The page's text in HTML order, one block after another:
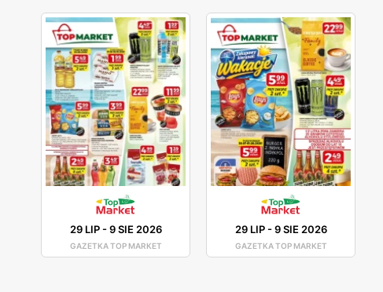
aplikacje mobilne i programy lojalnościowe, które
Market rozwija się dynamicznie, regularnie otwierając
klientom dostęp do szerokiego asortymentu produktów.
osób. Top Market angażuje się również w działania
ekologicznych opakowań. Ponadto, w ofercie znajduje
i ekologiczną żywność.
29 LIP-9 SIE 2026
GAZETKA TOP MARKET
29 LIP-9 SIE 2026
GAZETKA TOP MARKET